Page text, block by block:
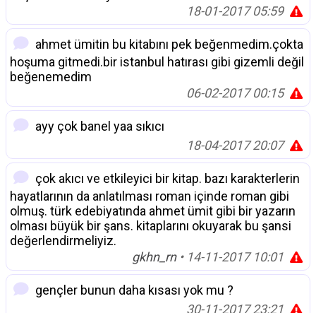
18-01-2017 05:59
ahmet ümitin bu kitabını pek beğenmedim.çokta
hoşuma gitmedi.bir istanbul hatırası gibi gizemli değil
beğenemedim
06-02-2017 00:15
ayy çok banel yaa sıkıcı
18-04-2017 20:07
çok akıcı ve etkileyici bir kitap. bazı karakterlerin
hayatlarının da anlatılması roman içinde roman gibi
olmuş. türk edebiyatında ahmet ümit gibi bir yazarın
olması büyük bir şans. kitaplarını okuyarak bu şansi
değerlendirmeliyiz.
gkhn_rn• 14-11-2017 10:01
gençler bunun daha kısası yok mu ?
30-11-2017 23:21